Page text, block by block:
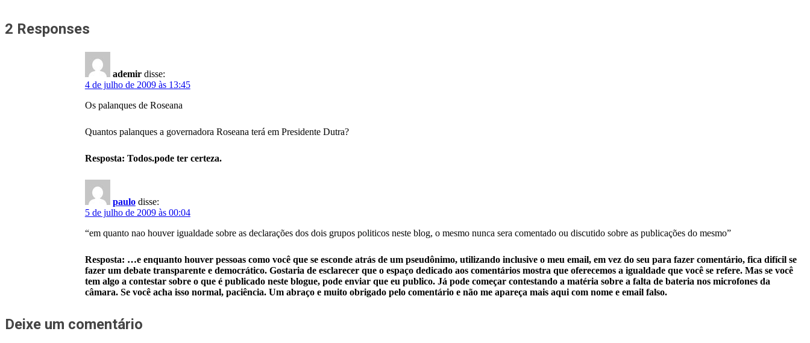
2 Responses
ademir disse:
4 de julho de 2009 às 13:45
Os palanques de Roseana
Quantos palanques a governadora Roseana terá em Presidente Dutra?
Resposta: Todos.pode ter certeza.
paulo disse:
5 de julho de 2009 às 00:04
“em quanto nao houver igualdade sobre as declarações dos dois grupos politicos neste blog, o mesmo nunca sera comentado ou discutido sobre as publicações do mesmo”
Resposta: …e enquanto houver pessoas como você que se esconde atrás de um pseudônimo, utilizando inclusive o meu email, em vez do seu para fazer comentário, fica difícil se
fazer um debate transparente e democrático. Gostaria de esclarecer que o espaço dedicado aos comentários mostra que oferecemos a igualdade que você se refere. Mas se você
tem algo a contestar sobre o que é publicado neste blogue, pode enviar que eu publico. Já pode começar contestando a matéria sobre a falta de bateria nos microfones da
câmara. Se você acha isso normal, paciência. Um abraço e muito obrigado pelo comentário e não me apareça mais aqui com nome e email falso.
Deixe um comentário